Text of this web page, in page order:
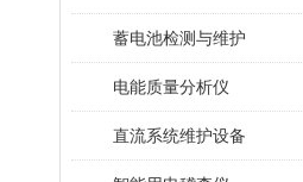
蓄电池检测与维护
电能质量分析仪
直流系统维护设备